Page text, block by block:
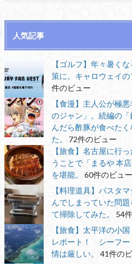
人気記事
【ゴルフ】年々暑く
策に。キャロウェイ
件のビュー
【食漫】主人公が極
のジャン」。続編の
んだら酢豚が食べた
た。
72件のビュー
【旅食】名古屋に行
うことで「まるや 本
を堪能。
60件のビュー
【料理道具】パスタ
んでしまっていた問
て掃除してみた。
54
【旅食】太平洋の小
レポート！ シーフー
情は厳しい。
41件の